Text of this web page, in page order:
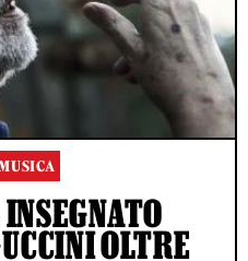
OLTRE